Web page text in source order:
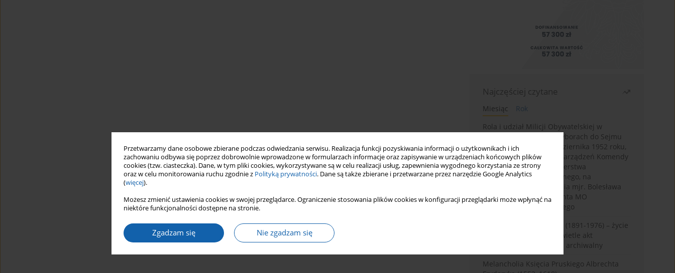
Przetwarzamy dane osobowe zbierane podczas odwiedzania serwisu. Realizacja funkcji pozyskiwania informacji o użytkownikach i ich
zachowaniu odbywa się poprzez dobrowolnie wprowadzone w formularzach informacje oraz zapisywanie w urządzeniach końcowych plików
cookies (tzw. ciasteczka). Dane, w tym pliki cookies, wykorzystywane są w celu realizacji usług, zapewnienia wygodnego korzystania ze strony
oraz w celu monitorowania ruchu zgodnie z Polityką prywatności. Dane są także zbierane i przetwarzane przez narzędzie Google Analytics
(więcej).
Możesz zmienić ustawienia cookies w swojej przeglądarce. Ograniczenie stosowania plików cookies w konfiguracji przeglądarki może wpłynąć na
niektóre funkcjonalności dostępne na stronie.
Zgadzam się Nie zgadzam się
Najczęściej czytane
Miesiąc
Rok
Rola i udział Milicji Obywatelskiej w
kampanii wyborczej i wyborach do Sejmu
PRL I kadencji z 26 października 1952 roku,
w świetle wytycznych i zarządzeń Komendy
Głównej MO oraz Ministerstwa
Bezpieczeństwa Publicznego, na
przykładzie sprawozdania mjr. Bolesława
Wyszyńskiego komendanta MO
województwa olsztyńskiego
Zygmunt Tadeusz Robel (1891-1976) – życie
i kariera zawodowa w świetle akt
osobowych. Rekonesans archiwalny
Melancholia Księcia Pruskiego Albrechta